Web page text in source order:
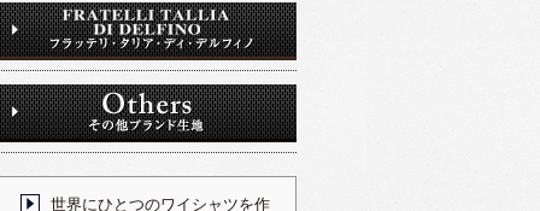
世界にひとつのワイシャツを作